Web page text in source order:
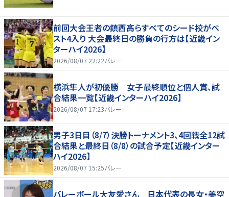
前回大会王者の鎮西高らすべてのシード校がベ
スト4入り 大会最終日の勝負の行方は【近畿イン
ターハイ2026】
2026/08/07 22:22バレー
横浜隼人が初優勝 女子最終順位と個人賞、試
合結果一覧【近畿インターハイ2026】
2026/08/07 17:23バレー
男子3日目（8/7）決勝トーナメント3、4回戦全12試
合結果と最終日（8/8）の試合予定【近畿インター
ハイ2026】
2026/08/07 15:25バレー
バレーボール大友愛さん 日本代表の長女・美空